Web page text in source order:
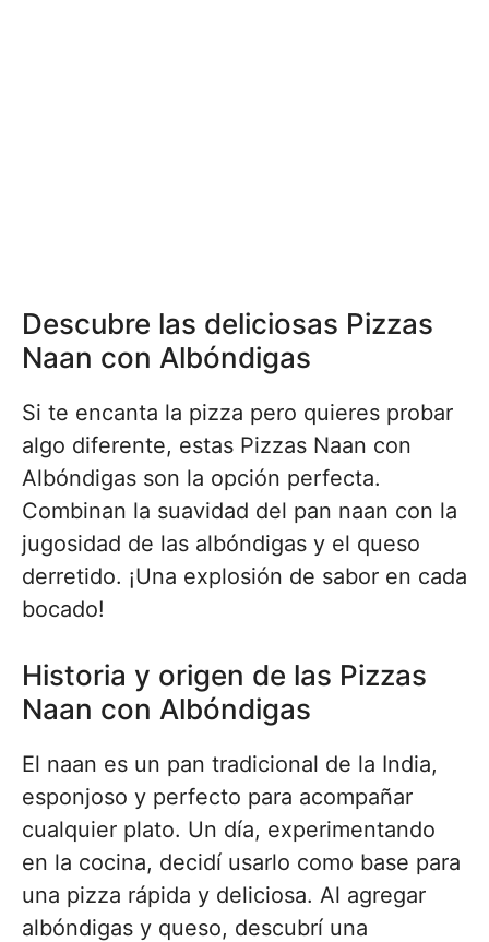
Descubre las deliciosas Pizzas
Naan con Albóndigas
Si te encanta la pizza pero quieres probar
algo diferente, estas Pizzas Naan con
Albóndigas son la opción perfecta.
Combinan la suavidad del pan naan con la
jugosidad de las albóndigas y el queso
derretido. ¡Una explosión de sabor en cada
bocado!
Historia y origen de las Pizzas
Naan con Albóndigas
El naan es un pan tradicional de la India,
esponjoso y perfecto para acompañar
cualquier plato. Un día, experimentando
en la cocina, decidí usarlo como base para
una pizza rápida y deliciosa. Al agregar
albóndigas y queso, descubrí una